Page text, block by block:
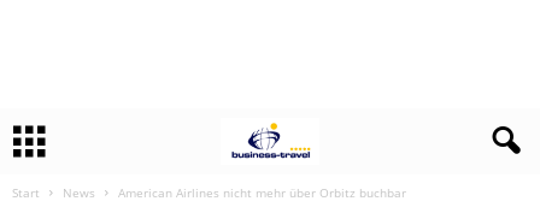
Start News American Airlines nicht mehr über Orbitz buchbar